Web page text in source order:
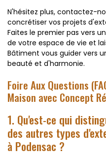
N'hésitez plus, contactez-
concrétiser vos projets
Faites le premier pas vers
de votre espace de vie et
Bâtiment vous guider vers
beauté et d'harmonie.
Foire Aux Questions
Maison avec Concept
1. Qu'est-ce qui
des autres types
à Podensac ?